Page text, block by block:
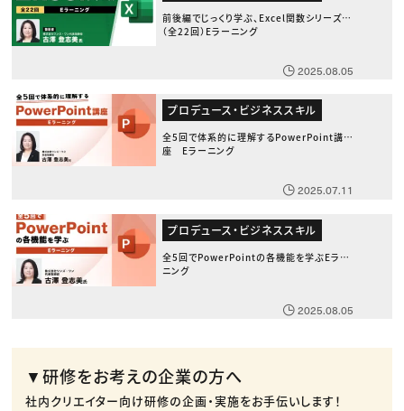
前後編でじっくり学ぶ、Excel関数シリーズ
（全22回）Eラーニング
2025.08.05
プロデュース・ビジネススキル
全5回で体系的に理解するPowerPoint講
座 Eラーニング
2025.07.11
プロデュース・ビジネススキル
全5回でPowerPointの各機能を学ぶEラー
ニング
2025.08.05
▼研修をお考えの企業の方へ
社内クリエイター向け研修の企画・実施をお手伝いします！